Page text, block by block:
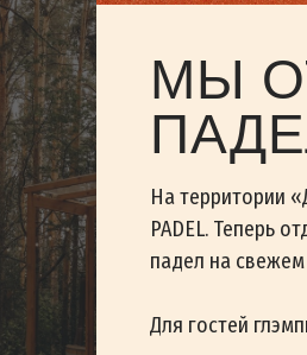
МЫ
На территории
PADEL. Теперь
падел на
Для гостей